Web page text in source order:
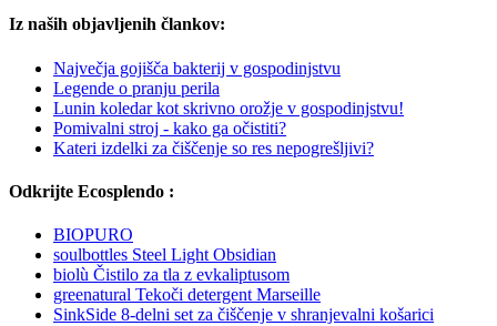
Iz naših objavljenih člankov:
Največja gojišča bakterij v gospodinjstvu
Legende o pranju perila
Lunin koledar kot skrivno orožje v gospodinjstvu!
Pomivalni stroj - kako ga očistiti?
Kateri izdelki za čiščenje so res nepogrešljivi?
Odkrijte Ecosplendo :
BIOPURO
soulbottles Steel Light Obsidian
biolù Čistilo za tla z evkaliptusom
greenatural Tekoči detergent Marseille
SinkSide 8-delni set za čiščenje v shranjevalni košarici